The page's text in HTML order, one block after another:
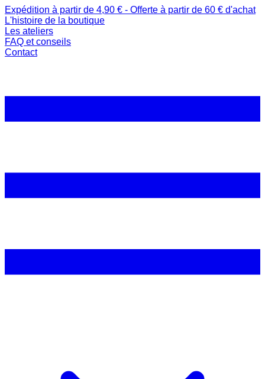
Expédition à partir de 4,90 € - Offerte à partir de 60 € d'achat
L'histoire de la boutique
Les ateliers
FAQ et conseils
Contact